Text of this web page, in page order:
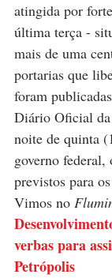
atingida por
última terça -
mais de uma
portarias que
foram
Diário Oficial
noite de quinta
governo federal,
previstos para
Vimos no
verbas para
Petrópolis